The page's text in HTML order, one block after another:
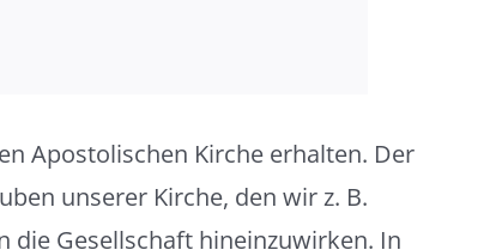
Apostolischen Kirche erhalten. Der
unserer Kirche, den wir z. B.
die Gesellschaft hineinzuwirken. In